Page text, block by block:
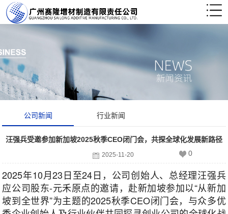
公司新闻 行业新闻
汪强兵受邀参加新加坡2025秋季CEO闭门会，共探全球化发展新路径
2025-11-20 0
2025年10月23日至24日，公司创始人、总经理汪强兵
应公司股东-元禾原点的邀请，赴新加坡参加以“从新加
坡到全世界”为主题的2025秋季CEO闭门会，与众多优